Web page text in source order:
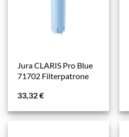
Jura CLARIS Pro Blue
71702 Filterpatrone
33,32€